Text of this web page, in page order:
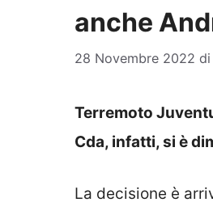
anche
28 Novembre 2022 di
Terremoto
Cda, infatti, si è
La decisione è